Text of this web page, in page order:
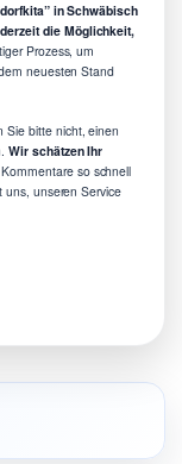
in Schwäbisch
die Möglichkeit,
Prozess, um
neuesten Stand
Sie bitte nicht, einen
Wir schätzen Ihr
so schnell
unseren Service